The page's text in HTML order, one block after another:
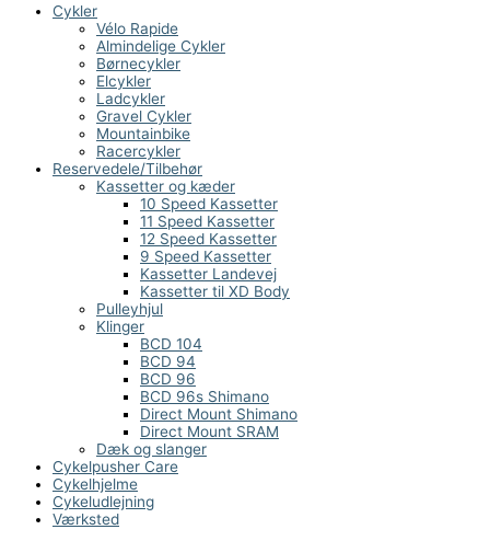
Cykler
Vélo Rapide
Almindelige Cykler
Børnecykler
Elcykler
Ladcykler
Gravel Cykler
Mountainbike
Racercykler
Reservedele/Tilbehør
Kassetter og kæder
10 Speed Kassetter
11 Speed Kassetter
12 Speed Kassetter
9 Speed Kassetter
Kassetter Landevej
Kassetter til XD Body
Pulleyhjul
Klinger
BCD 104
BCD 94
BCD 96
BCD 96s Shimano
Direct Mount Shimano
Direct Mount SRAM
Dæk og slanger
Cykelpusher Care
Cykelhjelme
Cykeludlejning
Værksted